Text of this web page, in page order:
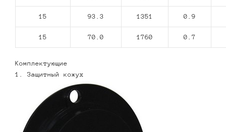
15 93.3 1351 0.9
15 70.0 1760 0.7
Комплектующие
1. Защитный кожух